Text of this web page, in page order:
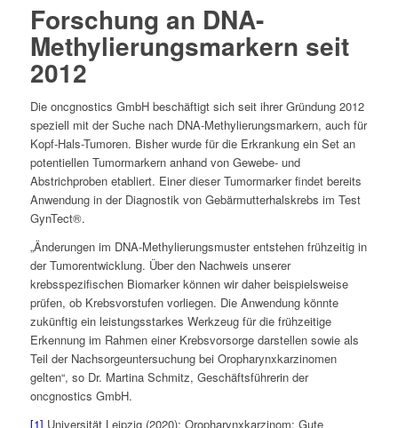
Forschung an DNA-
Methylierungsmarkern seit
2012
Die oncgnostics GmbH beschäftigt sich seit ihrer Gründung 2012
speziell mit der Suche nach DNA-Methylierungsmarkern, auch für
Kopf-Hals-Tumoren. Bisher wurde für die Erkrankung ein Set an
potentiellen Tumormarkern anhand von Gewebe- und
Abstrichproben etabliert. Einer dieser Tumormarker findet bereits
Anwendung in der Diagnostik von Gebärmutterhalskrebs im Test
GynTect®.
„Änderungen im DNA-Methylierungsmuster entstehen frühzeitig in
der Tumorentwicklung. Über den Nachweis unserer
krebsspezifischen Biomarker können wir daher beispielsweise
prüfen, ob Krebsvorstufen vorliegen. Die Anwendung könnte
zukünftig ein leistungsstarkes Werkzeug für die frühzeitige
Erkennung im Rahmen einer Krebsvorsorge darstellen sowie als
Teil der Nachsorgeuntersuchung bei Oropharynxkarzinomen
gelten“, so Dr. Martina Schmitz, Geschäftsführerin der
oncgnostics GmbH.
[1] Universität Leipzig (2020): Oropharynxkarzinom: Gute